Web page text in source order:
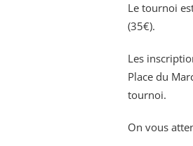
Le tournoi
(35€).
Les
Place du
tournoi.
On vous